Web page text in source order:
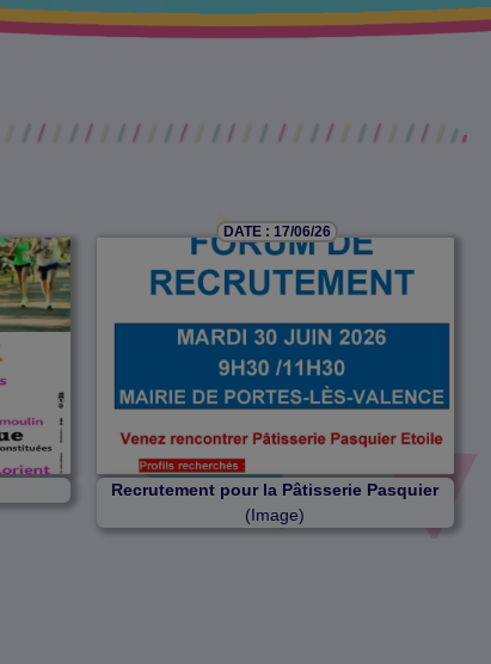
DATE : 17/06/26
Recrutement pour la Pâtisserie Pasquier
(Image)